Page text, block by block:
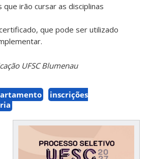
que irão cursar as disciplinas
que pode ser utilizado
UFSC Blumenau
inscrições